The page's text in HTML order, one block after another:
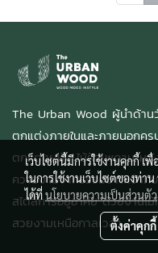
The Urban Wood ผู้นำด้า
ตกแต่งภายในและภายนอกค
ตกแต่งผนัง ไม้ฝ้าเพดาน หลั
ความงามจากธรรมชาติเข้า
สไตล์การอยู่อาศัย ด้วยงาน
สวยงามเหนือกาลเวลา
เว็บไซต์นี้มีการใช้งานคุกกี้
ในการใช้งานเว็บไซต์ของท่า
ได้ที่นโยบายความเป็นส่วนตัว
ตั้งค่าคุกกี้